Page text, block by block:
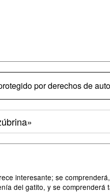
por derechos de
interesante; se
del gatito, y se